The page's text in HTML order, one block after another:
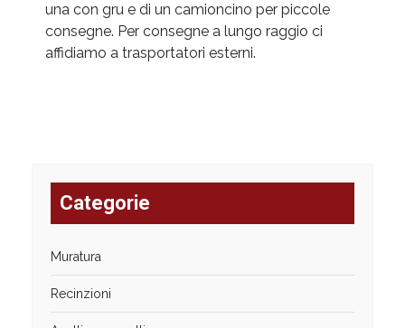
una con gru e di un camioncino per piccole
consegne. Per consegne a lungo raggio ci
affidiamo a trasportatori esterni.
Categorie
Muratura
Recinzioni